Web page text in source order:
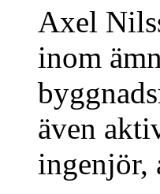
Axel
inom
även
ingenjör,